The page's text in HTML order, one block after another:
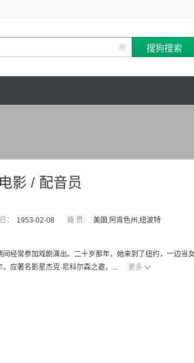
影 / 配音员
： 1953-02-08 籍 贯：
美国,阿肯色州,纽波特
经常参加戏剧演出。二十岁那年，她来到了纽约，一边当
应著名影星杰克·尼科尔森之邀，...
更多